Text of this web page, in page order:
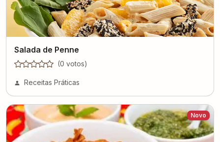
Salada de Penne
(0 votos)
Receitas Práticas
Novo